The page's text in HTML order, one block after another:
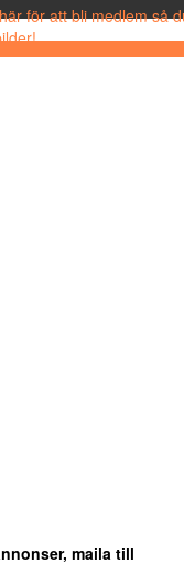
för att bli medlem så
maila till